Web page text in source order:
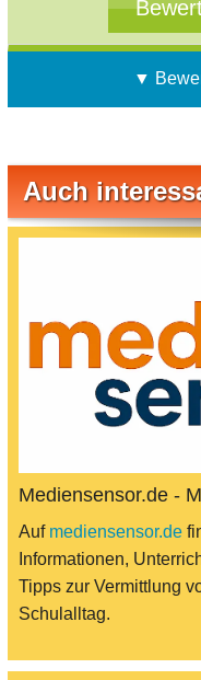
▼
Auch
Mediensensor.de -
Auf mediensensor.de
Informationen,
Tipps zur Vermittlung
Schulalltag.